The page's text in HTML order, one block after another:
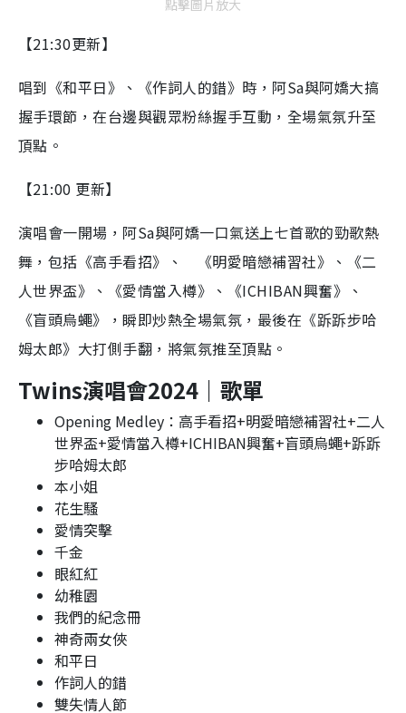
點擊圖片放大
【21:30更新】
唱到《和平日》、《作詞人的錯》時，阿Sa與阿嬌大搞
握手環節，在台邊與觀眾粉絲握手互動，全場氣氛升至
頂點。
【21:00 更新】
演唱會一開場，阿Sa與阿嬌一口氣送上七首歌的勁歌熱
舞，包括《高手看招》、 《明愛暗戀補習社》、《二
人世界盃》、《愛情當入樽》、《ICHIBAN興奮》、
《盲頭烏蠅》，瞬即炒熱全場氣氛，最後在《跅跅步哈
姆太郎》大打側手翻，將氣氛推至頂點。
Twins演唱會2024｜歌單
Opening Medley：高手看招+明愛暗戀補習社+二人
世界盃+愛情當入樽+ICHIBAN興奮+盲頭烏蠅+跅跅
步哈姆太郎
本小姐
花生騷
愛情突擊
千金
眼紅紅
幼稚園
我們的紀念冊
神奇兩女俠
和平日
作詞人的錯
雙失情人節